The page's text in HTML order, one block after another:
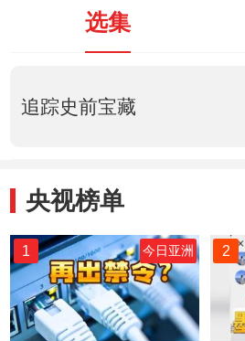
选集
追踪史前宝藏
央视榜单
1 今日亚洲 2